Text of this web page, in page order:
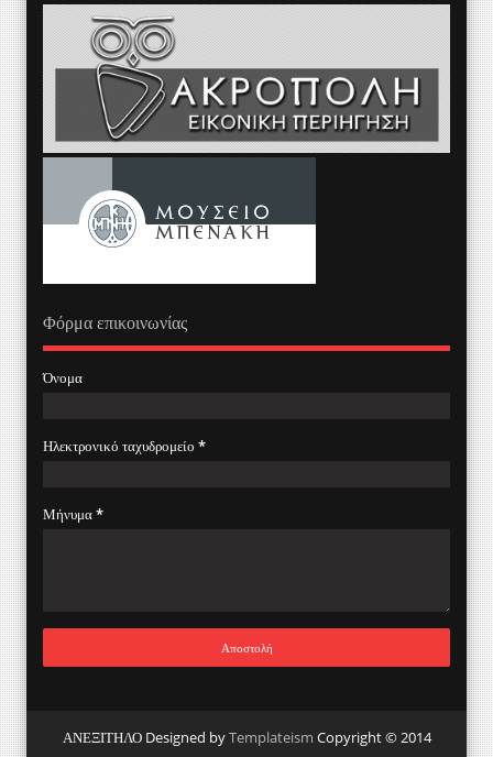
Φόρμα επικοινωνίας
Όνομα
Ηλεκτρονικό ταχυδρομείο *
Μήνυμα*
ΑΝΕΞΙΤΗΛΟ Designed byTemplateism Copyright © 2014